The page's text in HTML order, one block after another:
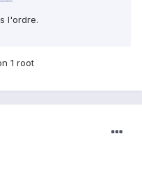
l'ordre.
1 root